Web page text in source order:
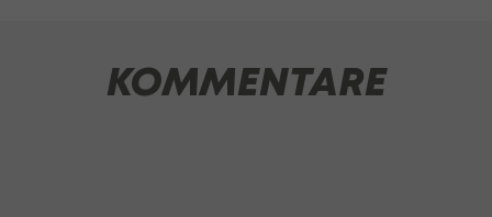
KOMMENTARE